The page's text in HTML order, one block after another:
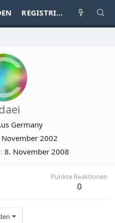
REGISTRIEREN
Germany
2002
8. November 2008
Punkte Reaktionen
0